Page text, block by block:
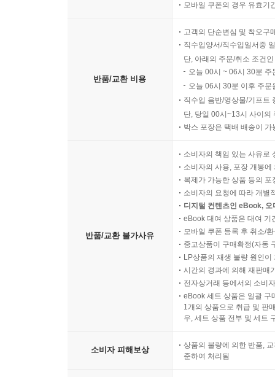
모바일 쿠폰의 경우 유효기
반품/교환 비용
고객의 단순변심 및 착오구
직수입양서/직수입일서중
단, 아래의 주문/취소 조건
오늘 00시 ~ 06시 30분
오늘 06시 30분 이후 주
직수입 음반/영상물/기프트
단, 당일 00시~13시 사이의
박스 포장은 택배 배송이
반품/교환 불가사유
소비자의 책임 있는 사유로
소비자의 사용, 포장 개봉
복제가 가능한 상품 등의
소비자의 요청에 따라 개별
디지털 컨텐츠인 eBook,
eBook 대여 상품은 대여 기
모바일 쿠폰 등록 후 취소/
중고상품이 구매확정(자동
LP상품의 재생 불량 원인
시간의 경과에 의해 재판매
전자상거래 등에서의 소비
eBook 세트 상품은 일괄 구
1개의 상품으로 취급 및 판
우, 세트 상품 전부 및 세트
소비자 피해보상
상품의 불량에 의한 반품,
준하여 처리됨